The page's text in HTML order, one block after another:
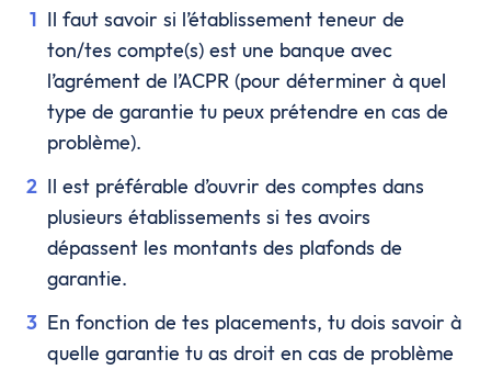
Il faut savoir si l’établissement teneur de
ton/tes compte(s) est une banque avec
l’agrément de l’ACPR (pour déterminer à quel
type de garantie tu peux prétendre en cas de
problème).
Il est préférable d’ouvrir des comptes dans
plusieurs établissements si tes avoirs
dépassent les montants des plafonds de
garantie.
En fonction de tes placements, tu dois savoir à
quelle garantie tu as droit en cas de problème